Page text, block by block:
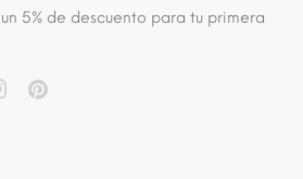
5% de descuento para tu primera